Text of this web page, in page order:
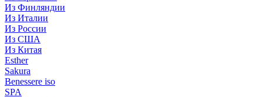
Из Финляндии
Из Италии
Из России
Из США
Из Китая
Esther
Sakura
Benessere iso
SPA